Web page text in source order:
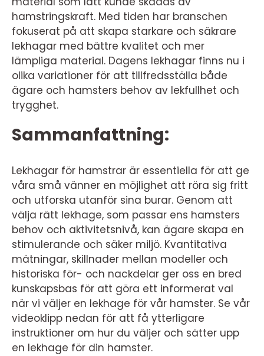
hamstringskraft. Med tiden har branschen
fokuserat på att skapa starkare och säkrare
lekhagar med bättre kvalitet och mer
lämpliga material. Dagens lekhagar finns nu i
olika variationer för att tillfredsställa både
ägare och hamsters behov av lekfullhet och
trygghet.
Sammanfattning:
Lekhagar för hamstrar är essentiella för att ge
våra små vänner en möjlighet att röra sig fritt
och utforska utanför sina burar. Genom att
välja rätt lekhage, som passar ens hamsters
behov och aktivitetsnivå, kan ägare skapa en
stimulerande och säker miljö. Kvantitativa
mätningar, skillnader mellan modeller och
historiska för- och nackdelar ger oss en bred
kunskapsbas för att göra ett informerat val
när vi väljer en lekhage för vår hamster. Se vår
videoklipp nedan för att få ytterligare
instruktioner om hur du väljer och sätter upp
en lekhage för din hamster.